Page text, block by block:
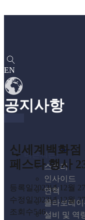
EN
바른씨는?
스토리
인사이드
연혁
콜라보레
설비 및 역
공지사항
신세계백화점
페스타 행사
등록일 2023년 12월 27
수정일 2023년 12월
조회수546